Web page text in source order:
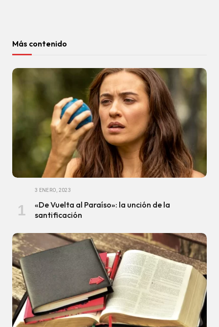
Más contenido
3 ENERO, 2023
«De Vuelta al Paraíso»: la unción de la
santificación